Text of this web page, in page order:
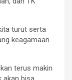
turut serta
keagamaan
terus makin